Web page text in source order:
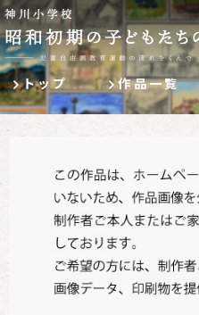
トップ 作品一覧